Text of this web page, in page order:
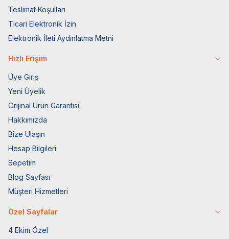
Teslimat Koşulları
Ticari Elektronik İzin
Elektronik İleti Aydınlatma Metni
Hızlı Erişim
Üye Giriş
Yeni Üyelik
Orijinal Ürün Garantisi
Hakkımızda
Bize Ulaşın
Hesap Bilgileri
Sepetim
Blog Sayfası
Müşteri Hizmetleri
Özel Sayfalar
4 Ekim Özel